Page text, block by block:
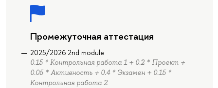
Промежуточная аттестация
2025/2026 2nd module
0.15 * Контрольная работа 1 + 0.2 * Проект +
0.05 * Активность + 0.4 * Экзамен + 0.15 *
Контрольная работа 2